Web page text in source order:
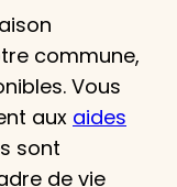
commune,
Vous
aux aides
sont
de vie